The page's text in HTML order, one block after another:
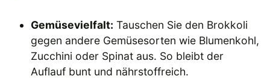
Gemüsevielfalt: Tauschen Sie den Brokkoli
gegen andere Gemüsesorten wie Blumenkohl,
Zucchini oder Spinat aus. So bleibt der
Auflauf bunt und nährstoffreich.